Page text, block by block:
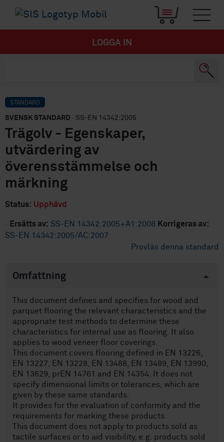
LOGGA IN
STANDARD
SVENSK STANDARD · SS-EN 14342:2005
Trägolv - Egenskaper,
utvärdering av
överensstämmelse och
märkning
Status: Upphävd
· Ersätts av: SS-EN 14342:2005+A1:2008 Korrigeras av:
SS-EN 14342:2005/AC:2007
Provläs denna standard
Omfattning
This document defines and specifies for wood and
parquet flooring the relevant characteristics and the
appropriate test methods to determine these
characteristics for internal use as flooring. It also
applies to wood veneer floor coverings.
This document covers flooring defined in EN 13226,
EN 13227, EN 13228, EN 13488, EN 13489, EN 13990,
EN 13629, prEN 14761 and EN 14354. It does not
specify dimensional limits or tolerances, which are
given by these same standards.
It provides for the evaluation of conformity and the
requirements for marking these products.
This document does not apply to products sold as
tactile surfaces or to aid visibility, e.g. products sold